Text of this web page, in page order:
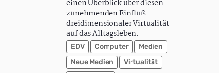
einen Überblick über diesen
zunehmenden Einfluß
dreidimensionaler Virtualität
auf das Alltagsleben.
EDV Computer
Medien
Neue Medien
Virtualität